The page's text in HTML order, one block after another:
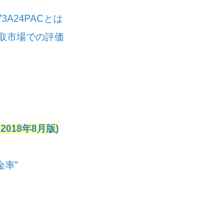
とは
市場での評価
年8月版)
率”